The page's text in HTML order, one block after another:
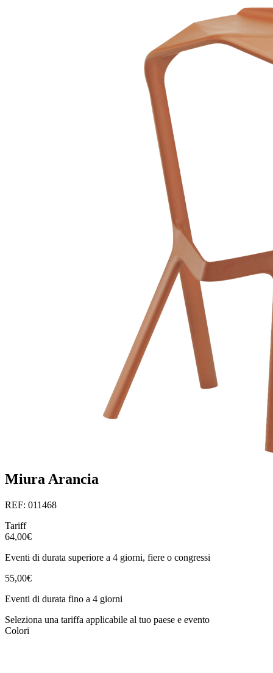
Miura Arancia
REF: 011468
Tariff
64,00€
Eventi di durata superiore a 4 giorni, fiere o congressi
55,00€
Eventi di durata fino a 4 giorni
Seleziona una tariffa applicabile al tuo paese e evento
Colori